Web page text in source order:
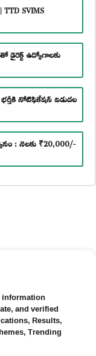
SVIMS
డైరెక్ట్ ఉద్యోగాలకు
నోటిఫికేషన్ విడుదల
: నెలకు ₹20,000/-
information
and verified
Results,
Trending